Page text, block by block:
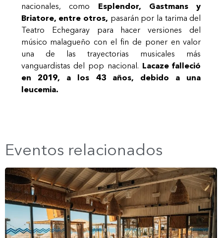
nacionales, como Esplendor, Gastmans y
Briatore, entre otros, pasarán por la tarima del
Teatro Echegaray para hacer versiones del
músico malagueño con el fin de poner en valor
una de las trayectorias musicales más
vanguardistas del pop nacional. Lacaze falleció
en 2019, a los 43 años, debido a una
leucemia.
Eventos relacionados